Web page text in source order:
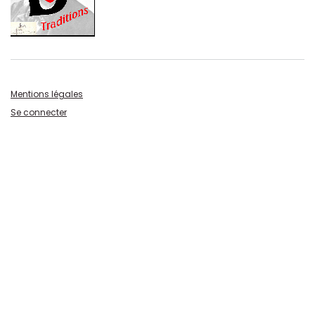
Mentions légales
Se connecter